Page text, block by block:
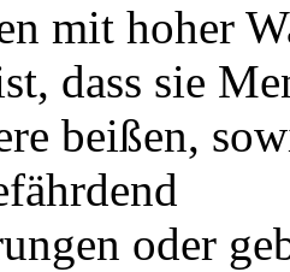
mit hoher
dass sie
oder